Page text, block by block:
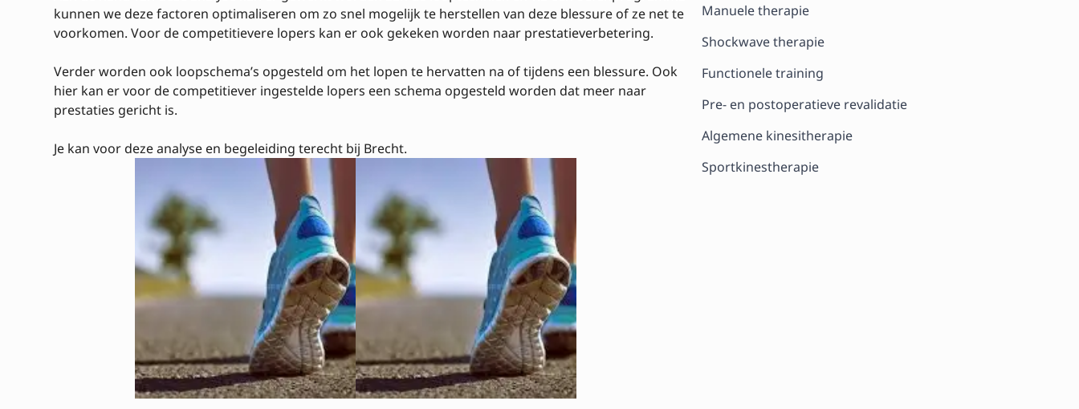
kunnen we deze factoren optimaliseren om zo snel mogelijk te herstellen van deze blessure of ze net te
voorkomen. Voor de competitievere lopers kan er ook gekeken worden naar prestatieverbetering.
Verder worden ook loopschema’s opgesteld om het lopen te hervatten na of tijdens een blessure. Ook
hier kan er voor de competitiever ingestelde lopers een schema opgesteld worden dat meer naar
prestaties gericht is.
Je kan voor deze analyse en begeleiding terecht bij Brecht.
Manuele therapie
Shockwave therapie
Functionele training
Pre- en postoperatieve revalidatie
Algemene kinesitherapie
Sportkinestherapie